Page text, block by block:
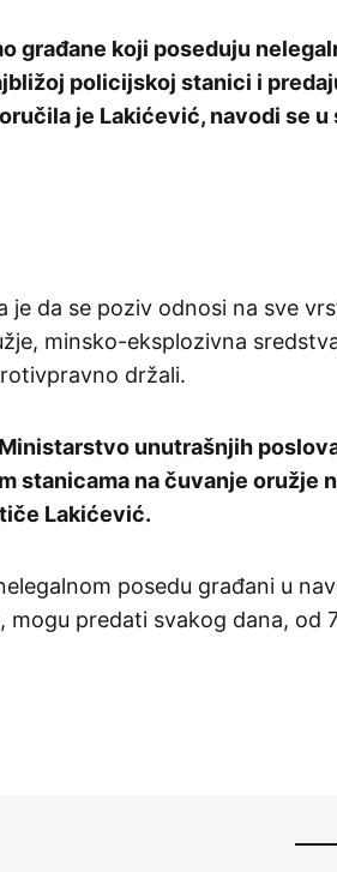
građane koji poseduju
policijskoj stanici i
je Lakićević, navodi se
je da se poziv odnosi na sve
minsko-eksplozivna
držali.
unutrašnjih
stanicama na čuvanje oružje
Lakićević.
posedu građani u
mogu predati svakog dana, od